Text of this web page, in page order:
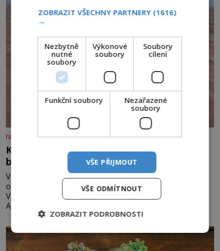
historyplus.cz
Kde se v čínské poušti vzali modroocí
blonďáci?
V poušti Taklamakan byla koncem minulého století
objevena stovka hrobů s téměř netknutými mumiemi.
Všichni mrtví byli pohřbeni s úctou a četnými milodary.
Asi nejvíc přitom vědce zaujal hrob tříměsíčního
chlapečka s modrou filcovou čapkou, z níž se draly
blonďaté vlásky. Fakt, že jsou těla dávných lidí nesmírně
dobře zachovalá, přičítají odborníci zdejším klimatickým
podmínkám. Sucho, prosolené písky a extrémně
ZOBRAZIT VŠECHNY PARTNERY (1616)
→
Nezbytně
nutné
soubory
Výkonové
soubory
Soubory
cílení
Funkční soubory
Nezařazené
soubory
VŠE PŘIJMOUT
VŠE ODMÍTNOUT
ZOBRAZIT PODROBNOSTI